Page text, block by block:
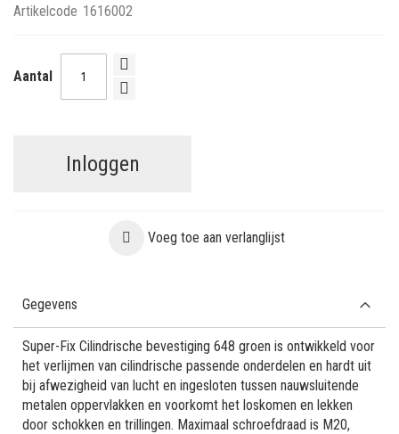
Artikelcode 1616002
Aantal
Inloggen
Voeg toe aan verlanglijst
Gegevens
Super-Fix Cilindrische bevestiging 648 groen is ontwikkeld voor
het verlijmen van cilindrische passende onderdelen en hardt uit
bij afwezigheid van lucht en ingesloten tussen nauwsluitende
metalen oppervlakken en voorkomt het loskomen en lekken
door schokken en trillingen. Maximaal schroefdraad is M20,